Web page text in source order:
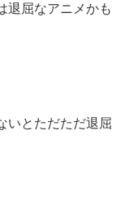
退屈なアニメかも
いとただただ退屈